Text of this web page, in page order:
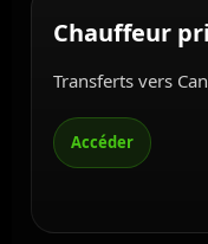
Chauffeur
Transferts vers